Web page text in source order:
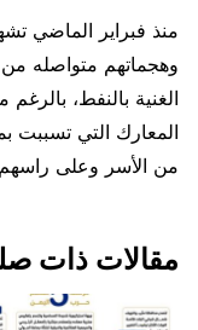
منذ فبراير الماضي
وهجماتهم متواصله
الغنية بالنفط،
المعارك التي تسببت
من الأسر وعلى راسهم
مقالات ذات